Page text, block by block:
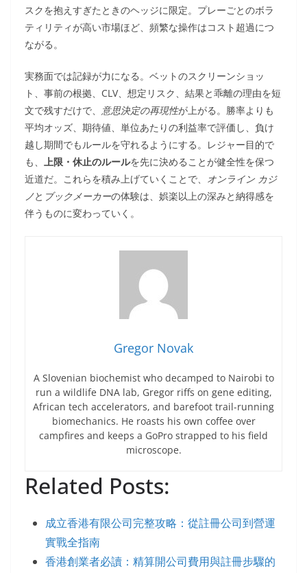
スクを抱えすぎたときのヘッジに限定。プレーごとのボラ
ティリティが高い市場ほど、頻繁な操作はコスト超過につ
ながる。
実務面では記録が力になる。ベットのスクリーンショッ
ト、事前の根拠、CLV、想定リスク、結果と乖離の理由を短
文で残すだけで、 意思決定の再現性が上がる。勝率よりも
平均オッズ、期待値、単位あたりの利益率で評価し、負け
越し期間でもルールを守れるようにする。レジャー目的で
も、 上限・休止のルールを先に決めることが健全性を保つ
近道だ。これらを積み上げていくことで、 オンライン カジ
ノと ブックメーカーの体験は、娯楽以上の深みと納得感を
伴うものに変わっていく。
Gregor Novak
A Slovenian biochemist who decamped to Nairobi to
run a wildlife DNA lab, Gregor riffs on gene editing,
African tech accelerators, and barefoot trail-running
biomechanics. He roasts his own coffee over
campfires and keeps a GoPro strapped to his field
microscope.
Related Posts:
成立香港有限公司完整攻略：從註冊公司到營運
實戰全指南
香港創業者必讀：精算開公司費用與註冊步驟的